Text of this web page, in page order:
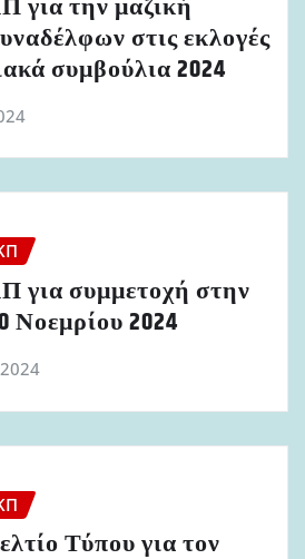
την μαζική
στις εκλογές
συμβούλια 2024
συμμετοχή στην
Νοεμρίου 2024
Τύπου για τον